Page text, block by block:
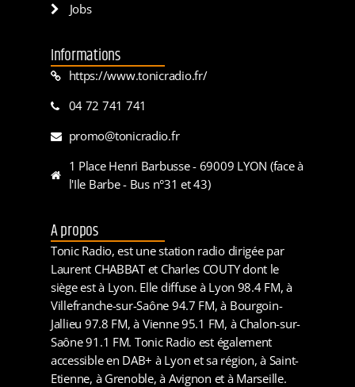
Jobs
Informations
https://www.tonicradio.fr/
04 72 741 741
promo@tonicradio.fr
1 Place Henri Barbusse - 69009 LYON (face à
l'Ile Barbe - Bus n°31 et 43)
A propos
Tonic Radio, est une station radio dirigée par
Laurent CHABBAT et Charles COUTY dont le
siège est à Lyon. Elle diffuse à Lyon 98.4 FM, à
Villefranche-sur-Saône 94.7 FM, à Bourgoin-
Jallieu 97.8 FM, à Vienne 95.1 FM, à Chalon-sur-
Saône 91.1 FM. Tonic Radio est également
accessible en DAB+ à Lyon et sa région, à Saint-
Etienne, à Grenoble, à Avignon et à Marseille.